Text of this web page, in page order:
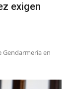
exigen
Gendarmería en